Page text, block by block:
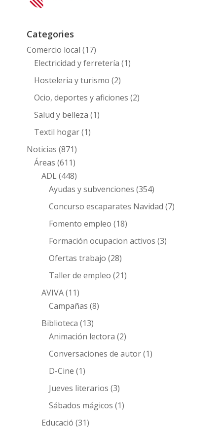
Categories
Comercio local (17)
Electricidad y ferretería (1)
Hosteleria y turismo (2)
Ocio, deportes y aficiones (2)
Salud y belleza (1)
Textil hogar(1)
Noticias (871)
Áreas (611)
ADL(448)
Ayudas y subvenciones (354)
Concurso escaparates Navidad (7)
Fomento empleo (18)
Formación ocupacion activos (3)
Ofertas trabajo (28)
Taller de empleo (21)
AVIVA(11)
Campañas (8)
Biblioteca (13)
Animación lectora (2)
Conversaciones de autor(1)
D-Cine (1)
Jueves literarios (3)
Sábados mágicos (1)
Educació (31)